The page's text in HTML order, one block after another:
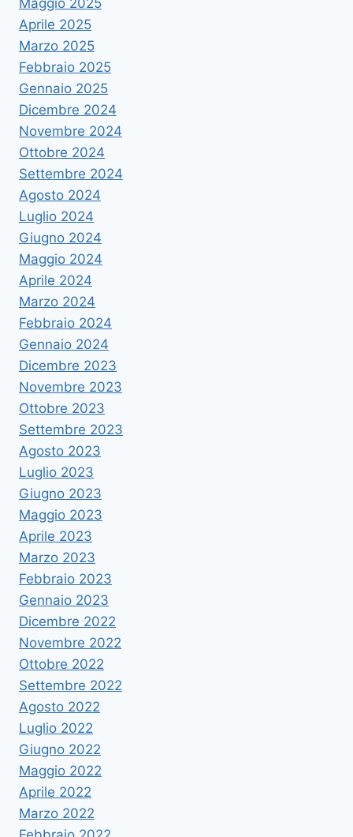
Maggio 2025
Aprile 2025
Marzo 2025
Febbraio 2025
Gennaio 2025
Dicembre 2024
Novembre 2024
Ottobre 2024
Settembre 2024
Agosto 2024
Luglio 2024
Giugno 2024
Maggio 2024
Aprile 2024
Marzo 2024
Febbraio 2024
Gennaio 2024
Dicembre 2023
Novembre 2023
Ottobre 2023
Settembre 2023
Agosto 2023
Luglio 2023
Giugno 2023
Maggio 2023
Aprile 2023
Marzo 2023
Febbraio 2023
Gennaio 2023
Dicembre 2022
Novembre 2022
Ottobre 2022
Settembre 2022
Agosto 2022
Luglio 2022
Giugno 2022
Maggio 2022
Aprile 2022
Marzo 2022